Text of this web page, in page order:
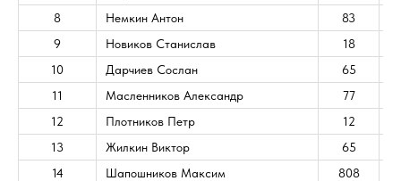
8
Немкин Антон
83
9
Новиков Станислав
18
10
Дарчиев Сослан
65
11
Масленников Александр
77
12
Плотников Петр
12
13
Жилкин Виктор
65
14
Шапошников Максим
808